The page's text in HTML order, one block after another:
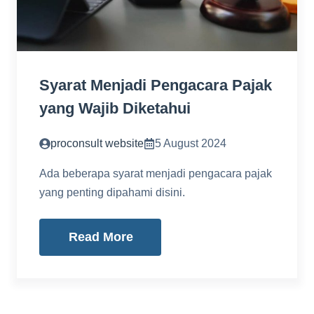
Syarat Menjadi Pengacara Pajak
yang Wajib Diketahui
proconsult website 5 August 2024
Ada beberapa syarat menjadi pengacara pajak
yang penting dipahami disini.
Read More